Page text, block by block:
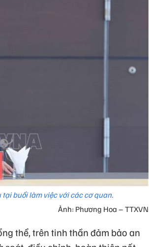
buổi làm việc với các cơ quan.
Ảnh: Phương Hoa – TTXVN
thể, trên tinh thần đảm bảo an